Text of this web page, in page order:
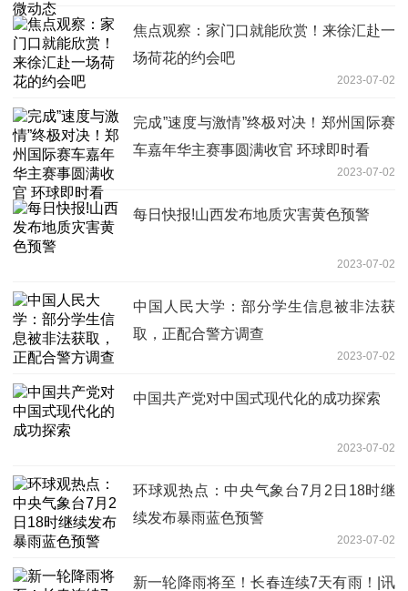
焦点观察：家门口就能欣赏！来徐汇赴一
场荷花的约会吧
2023-07-02
完成”速度与激情”终极对决！郑州国际赛
车嘉年华主赛事圆满收官 环球即时看
2023-07-02
每日快报!山西发布地质灾害黄色预警
2023-07-02
中国人民大学：部分学生信息被非法获
取，正配合警方调查
2023-07-02
中国共产党对中国式现代化的成功探索
2023-07-02
环球观热点：中央气象台7月2日18时继
续发布暴雨蓝色预警
2023-07-02
新一轮降雨将至！长春连续7天有雨！|讯